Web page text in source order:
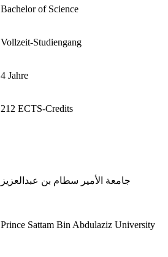
Bachelor of Science
Vollzeit-Studiengang
4 Jahre
212 ECTS-Credits
جامعة الأمير سطام بن عبدالعزيز
Prince Sattam Bin Abdulaziz University